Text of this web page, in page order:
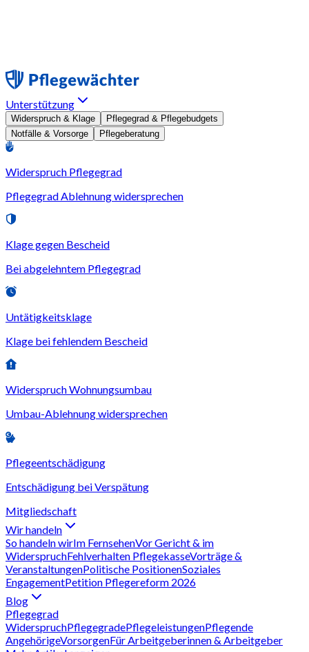
Unterstützung
Widerspruch & Klage
Pflegegrad & Pflegebudgets
Notfälle & Vorsorge
Pflegeberatung
Widerspruch Pflegegrad
Pflegegrad Ablehnung widersprechen
Klage gegen Bescheid
Bei abgelehntem Pflegegrad
Untätigkeitsklage
Klage bei fehlendem Bescheid
Widerspruch Wohnungsumbau
Umbau-Ablehnung widersprechen
Pflegeentschädigung
Entschädigung bei Verspätung
Mitgliedschaft
Wir handeln
So handeln wirIm FernsehenVor Gericht & im
WiderspruchFehlverhalten PflegekasseVorträge &
VeranstaltungenPolitische PositionenSoziales
EngagementPetition Pflegereform 2026
Blog
Pflegegrad
WiderspruchPflegegradePflegeleistungenPflegende
AngehörigeVorsorgenFür Arbeitgeberinnen & Arbeitgeber